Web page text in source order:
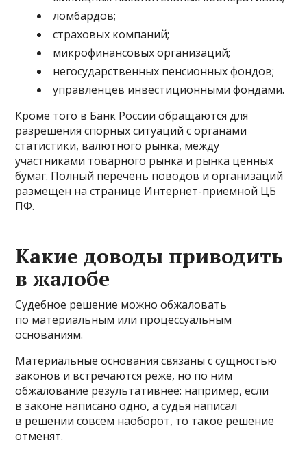
ломбардов;
страховых компаний;
микрофинансовых организаций;
негосударственных пенсионных фондов;
управленцев инвестиционными фондами.
Кроме того в Банк России обращаются для
разрешения спорных ситуаций с органами
статистики, валютного рынка, между
участниками товарного рынка и рынка ценных
бумаг. Полный перечень поводов и организаций
размещен на странице Интернет-приемной ЦБ
ПФ.
Какие доводы приводить
в жалобе
Судебное решение можно обжаловать
по материальным или процессуальным
основаниям.
Материальные основания связаны с сущностью
законов и встречаются реже, но по ним
обжалование результативнее: например, если
в законе написано одно, а судья написал
в решении совсем наоборот, то такое решение
отменят.